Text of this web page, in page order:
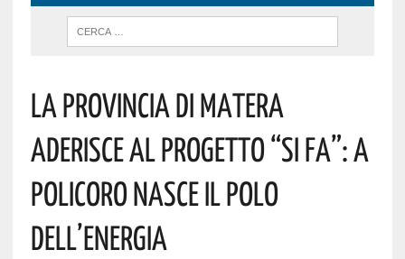
La Provincia Di Matera
Aderisce Al Progetto “SI FA”: A
Policoro Nasce Il Polo
Dell’energia